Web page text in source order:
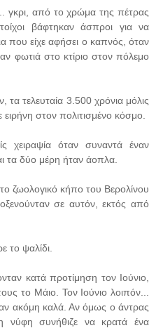
γκρι, από το χρώμα της πέτρας
βάφτηκαν άσπροι για να
που είχε αφήσει ο καπνός, όταν
φωτιά στο κτίριο στον πόλεμο
τελευταία 3.500 χρόνια μόλις
στον πολιτισμένο κόσμο.
χειραψία όταν συναντά έναν
τα δύο μέρη ήταν άοπλα.
κήπο του Βερολίνου
σε αυτόν, εκτός από
το ψαλίδι.
κατά προτίμηση τον Ιούνιο,
το Μάιο. Τον Ιούνιο λοιπόν...
ακόμη καλά. Αν όμως ο άντρας
νύφη συνήθιζε να κρατά ένα